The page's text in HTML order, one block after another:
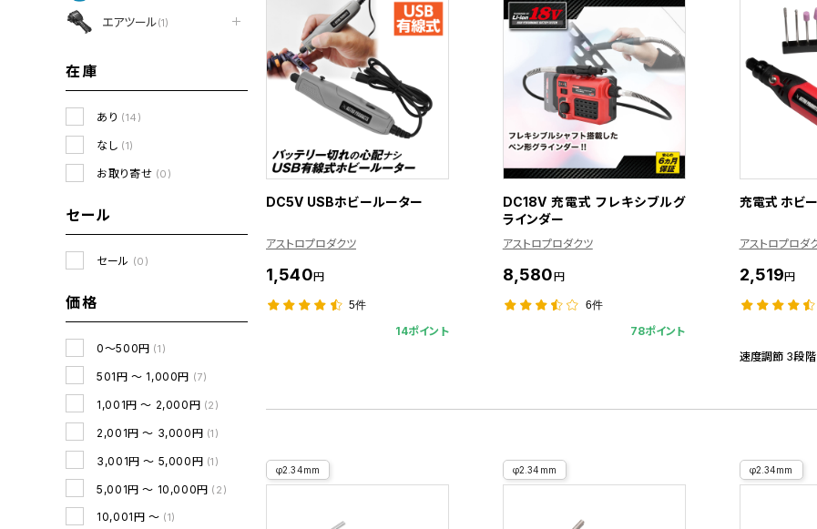
エアツール(1)
在庫
あり (14)
なし (1)
お取り寄せ (0)
セール
セール (0)
価格
0～500円 (1)
501円 ～ 1,000円 (7)
1,001円 ～ 2,000円 (2)
2,001円 ～ 3,000円 (1)
3,001円 ～ 5,000円 (1)
5,001円 ～ 10,000円 (2)
10,001円 ～ (1)
DC5V USBホビールーター
アストロプロダクツ
1,540円
5件
14ポイント
DC18V 充電式 フレキシブルグ
ラインダー
アストロプロダクツ
8,580円
6件
78ポイント
充電式 ホビ
アストロプロダ
2,519円
速度調節 3段
φ2.34mm φ2.34mm φ2.34mm